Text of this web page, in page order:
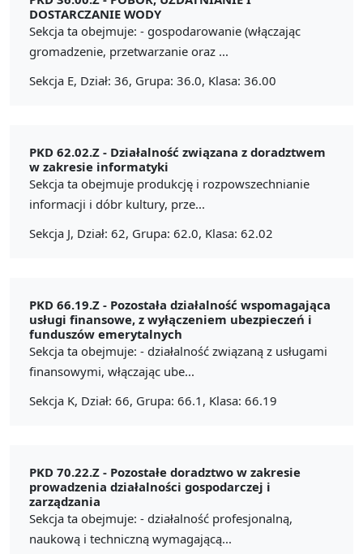
DOSTARCZANIE WODY
Sekcja ta obejmuje: - gospodarowanie (włączając
gromadzenie, przetwarzanie oraz ...
Sekcja E, Dział: 36, Grupa: 36.0, Klasa: 36.00
PKD 62.02.Z - Działalność związana z doradztwem
w zakresie informatyki
Sekcja ta obejmuje produkcję i rozpowszechnianie
informacji i dóbr kultury, prze...
Sekcja J, Dział: 62, Grupa: 62.0, Klasa: 62.02
PKD 66.19.Z - Pozostała działalność wspomagająca
usługi finansowe, z wyłączeniem ubezpieczeń i
funduszów emerytalnych
Sekcja ta obejmuje: - działalność związaną z usługami
finansowymi, włączając ube...
Sekcja K, Dział: 66, Grupa: 66.1, Klasa: 66.19
PKD 70.22.Z - Pozostałe doradztwo w zakresie
prowadzenia działalności gospodarczej i
zarządzania
Sekcja ta obejmuje: - działalność profesjonalną,
naukową i techniczną wymagającą...